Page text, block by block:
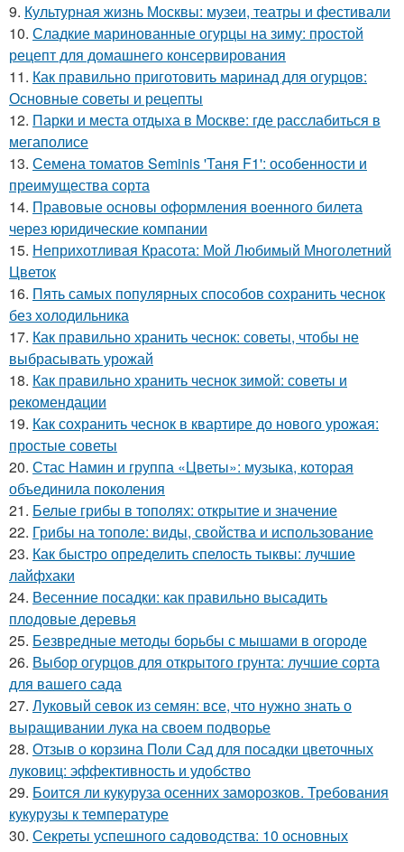
9. Культурная жизнь Москвы: музеи, театры и фестивали
10. Сладкие маринованные огурцы на зиму: простой
рецепт для домашнего консервирования
11. Как правильно приготовить маринад для огурцов:
Основные советы и рецепты
12. Парки и места отдыха в Москве: где расслабиться в
мегаполисе
13. Семена томатов Seminis 'Таня F1': особенности и
преимущества сорта
14. Правовые основы оформления военного билета
через юридические компании
15. Неприхотливая Красота: Мой Любимый Многолетний
Цветок
16. Пять самых популярных способов сохранить чеснок
без холодильника
17. Как правильно хранить чеснок: советы, чтобы не
выбрасывать урожай
18. Как правильно хранить чеснок зимой: советы и
рекомендации
19. Как сохранить чеснок в квартире до нового урожая:
простые советы
20. Стас Намин и группа «Цветы»: музыка, которая
объединила поколения
21. Белые грибы в тополях: открытие и значение
22. Грибы на тополе: виды, свойства и использование
23. Как быстро определить спелость тыквы: лучшие
лайфхаки
24. Весенние посадки: как правильно высадить
плодовые деревья
25. Безвредные методы борьбы с мышами в огороде
26. Выбор огурцов для открытого грунта: лучшие сорта
для вашего сада
27. Луковый севок из семян: все, что нужно знать о
выращивании лука на своем подворье
28. Отзыв о корзина Поли Сад для посадки цветочных
луковиц: эффективность и удобство
29. Боится ли кукуруза осенних заморозков. Требования
кукурузы к температуре
30. Секреты успешного садоводства: 10 основных